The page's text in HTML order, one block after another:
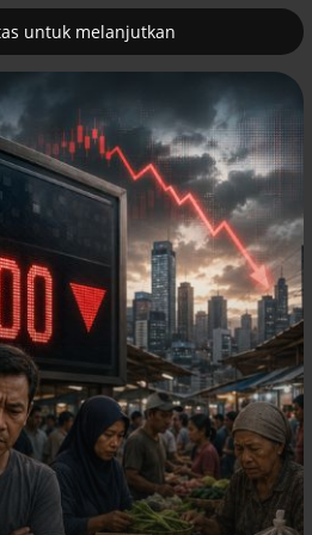
untuk melanjutkan
TKD menggerakkan 42
di Lhokseumawe
untuk pejabat abai LHKPN
- Peristiwa